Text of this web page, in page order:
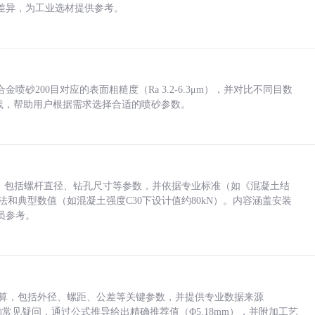
，为工业选材提供参考。
喷砂200目对应的表面粗糙度（Ra 3.2-6.3μm），并对比不同目数
帮助用户根据需求选择合适的喷砂参数。
括螺杆直径、钻孔尺寸等参数，并依据专业标准（如《混凝土结
和典型数值（如混凝土强度C30下设计值约80kN）。内容涵盖安装
考。
，包括外径、螺距、公差等关键参数，并提供专业数据来源
见疑问，通过公式推导给出精确推荐值（Φ5.18mm），并附加工艺